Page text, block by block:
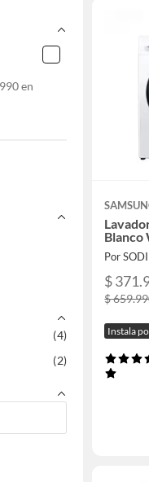
en
(4)
(2)
Blanco
Por
$
$
Instala